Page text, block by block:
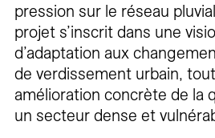
pression sur le réseau
projet s’inscrit dans une
d’adaptation aux
de verdissement urbain,
amélioration concrète de la
un secteur dense et